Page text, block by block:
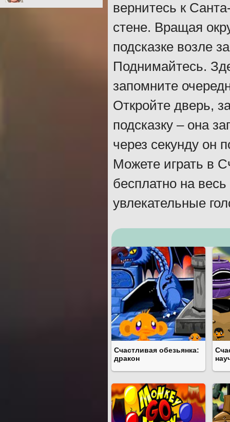
вернитесь к
стене. Вращая
подсказке возле
Поднимайтесь.
запомните
Откройте дверь,
подсказку – она
через секунду он
Можете играть в
бесплатно на
увлекательные
Счастливая обезьянка:
дракон